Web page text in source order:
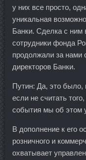
у них все просто,
уникальная
Банки. Сделка с ним
сотрудники фонда
продолжали за нами
директоров Банки.
Путин: Да, это было,
если не считать
события мы об этом
В дополнение к его
розничного и
охватывает